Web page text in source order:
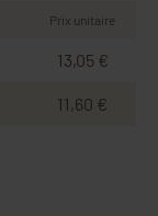
Prix unitaire
13,05 €
11,60 €